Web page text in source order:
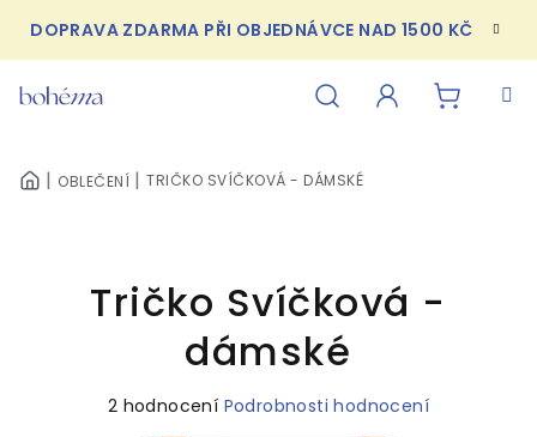
obsah
DOPRAVA ZDARMA PŘI OBJEDNÁVCE NAD 1500 KČ
DOMŮOBLEČENÍ TRIČKO SVÍČKOVÁ - DÁMSKÉ
Tričko Svíčková -
dámské
Průměrné
2 hodnocení Podrobnosti hodnocení